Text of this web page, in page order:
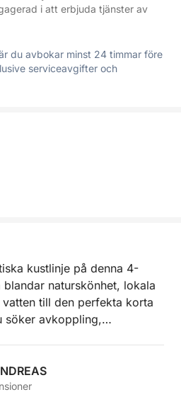
i att erbjuda tjänster av
du avbokar minst 24 timmar före
serviceavgifter och
kustlinje på denna 4-
naturskönhet, lokala
till den perfekta korta
söker avkoppling,
dopp i havet,